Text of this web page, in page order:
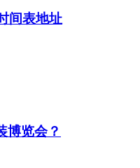
间表地址
博览会？